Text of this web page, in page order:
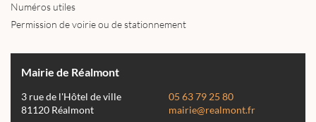
Numéros utiles
Permission de voirie ou de stationnement
Mairie de Réalmont
3 rue de l'Hôtel de ville
81120 Réalmont
05 63 79 25 80
mairie@realmont.fr